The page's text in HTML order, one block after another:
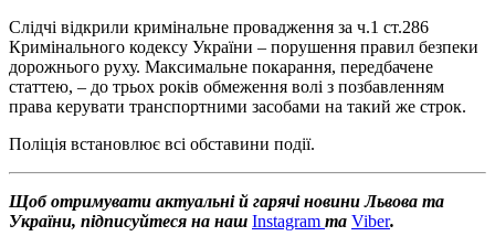
Слідчі відкрили кримінальне провадження за ч.1 ст.286
Кримінального кодексу України – порушення правил безпеки
дорожнього руху. Максимальне покарання, передбачене
статтею, – до трьох років обмеження волі з позбавленням
права керувати транспортними засобами на такий же строк.
Поліція встановлює всі обставини події.
Щоб отримувати актуальні й гарячі новини Львова та
України, підписуйтеся на наш Instagram та Viber.